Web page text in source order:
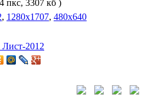
пкс, 3307 кб )
, 1280x1707, 480x640
2012